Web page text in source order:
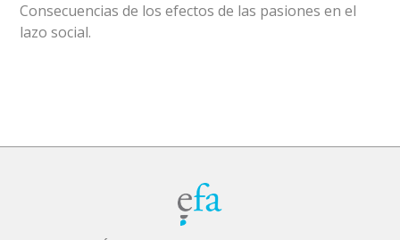
Consecuencias de los efectos de las pasiones en el
lazo social.